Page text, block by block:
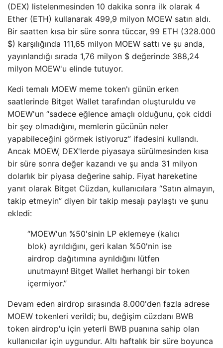
(DEX) listelenmesinden 10 dakika sonra ilk olarak 4
Ether (ETH) kullanarak 499,9 milyon MOEW satın aldı.
Bir saatten kısa bir süre sonra tüccar, 99 ETH (328.000
$) karşılığında 111,65 milyon MOEW sattı ve şu anda,
yayınlandığı sırada 1,76 milyon $ değerinde 388,24
milyon MOEW'u elinde tutuyor.
Kedi temalı MOEW meme token'ı günün erken
saatlerinde Bitget Wallet tarafından oluşturuldu ve
MOEW'un “sadece eğlence amaçlı olduğunu, çok ciddi
bir şey olmadığını, memlerin gücünün neler
yapabileceğini görmek istiyoruz” ifadesini kullandı.
Ancak MOEW, DEX'lerde piyasaya sürülmesinden kısa
bir süre sonra değer kazandı ve şu anda 31 milyon
dolarlık bir piyasa değerine sahip. Fiyat hareketine
yanıt olarak Bitget Cüzdan, kullanıcılara “Satın almayın,
takip etmeyin” diyen bir takip mesajı paylaştı ve şunu
ekledi:
“MOEW'un %50'sinin LP eklemeye (kalıcı
blok) ayrıldığını, geri kalan %50'nin ise
airdrop dağıtımına ayrıldığını lütfen
unutmayın! Bitget Wallet herhangi bir token
içermiyor.”
Devam eden airdrop sırasında 8.000'den fazla adrese
MOEW tokenleri verildi; bu, değişim cüzdanı BWB
token airdrop'u için yeterli BWB puanına sahip olan
kullanıcılar için uygundur. Altı haftalık bir süre boyunca